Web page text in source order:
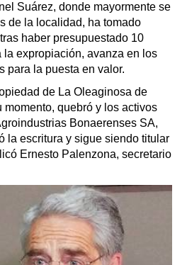
Suárez, donde mayormente se
de la localidad, ha tomado
haber presupuestado 10
la expropiación, avanza en los
para la puesta en valor.
de La Oleaginosa de
momento, quebró y los activos
Bonaerenses SA,
la escritura y sigue siendo titular
Ernesto Palenzona, secretario